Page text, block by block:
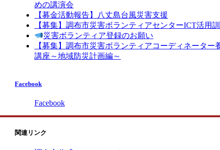
めの講演会
【募金活動報告】八丈島台風災害支援
【募集】調布市災害ボランティアセンターICT活用
災害ボランティア登録のお願い
【募集】調布市災害ボランティアコーディネーター
講座～地域防災計画編～
Facebook
Facebook
関連リンク